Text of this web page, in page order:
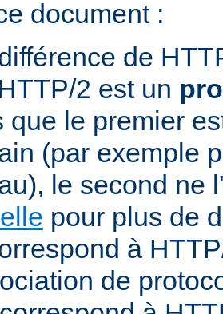
document :
de
2 est un
que le premier
(par exemple
le second ne
pour plus de
à
de